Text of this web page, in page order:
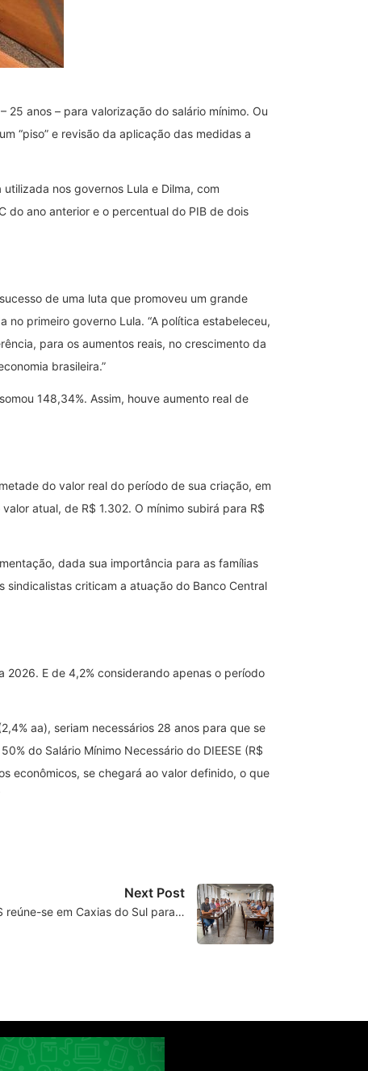
anos – para valorização do salário mínimo. Ou
“piso” e revisão da aplicação das medidas a
nos governos Lula e Dilma, com
do ano anterior e o percentual do PIB de dois
de uma luta que promoveu um grande
no primeiro governo Lula. “A política estabeleceu,
para os aumentos reais, no crescimento da
brasileira.”
148,34%. Assim, houve aumento real de
do valor real do período de sua criação, em
atual, de R$ 1.302. O mínimo subirá para R$
dada sua importância para as famílias
sindicalistas criticam a atuação do Banco Central
2026. E de 4,2% considerando apenas o período
aa), seriam necessários 28 anos para que se
do Salário Mínimo Necessário do DIEESE (R$
econômicos, se chegará ao valor definido, o que
Next Post
reúne-se em Caxias do Sul para…